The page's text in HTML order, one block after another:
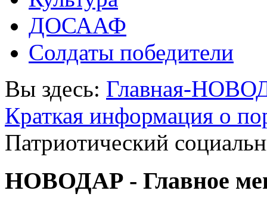
ДОСААФ
Солдаты победители
Вы здесь: Главная-
Краткая информация о
Патриотический
НОВОДАР - Главное